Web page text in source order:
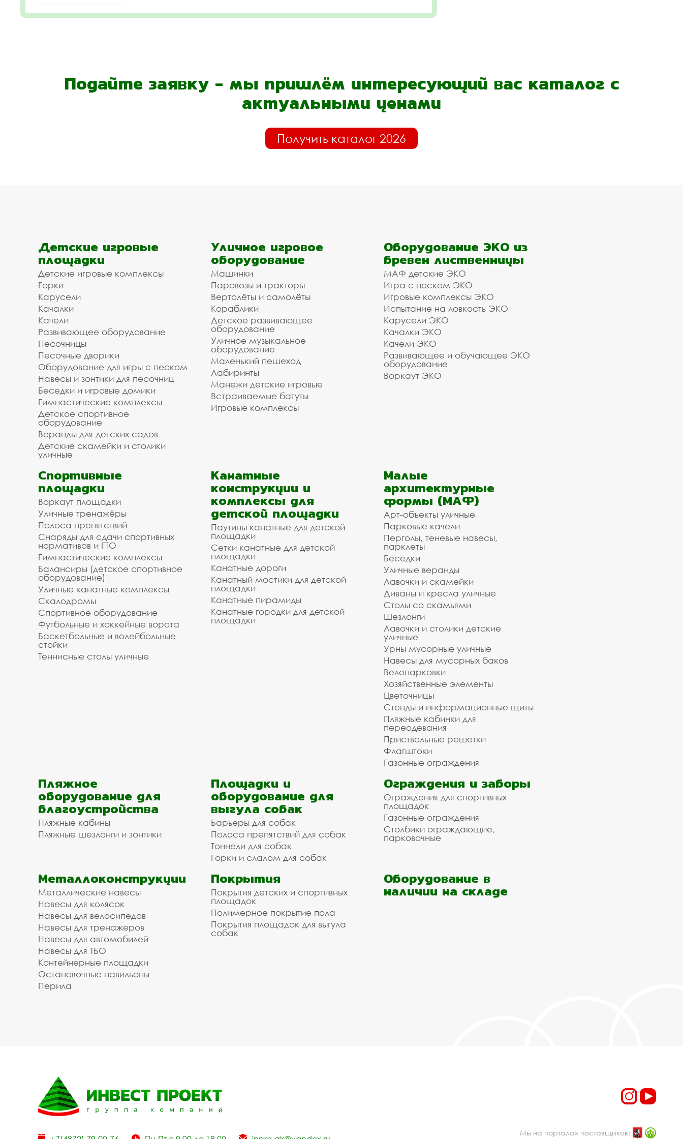
Подайте заявку - мы пришлём интересующий вас каталог с
актуальными ценами
Получить каталог 2026
Детские игровые
площадки
Детские игровые комплексы
Горки
Карусели
Качалки
Качели
Развивающее оборудование
Песочницы
Песочные дворики
Оборудование для игры с песком
Навесы и зонтики для песочниц
Беседки и игровые домики
Гимнастические комплексы
Детское спортивное
оборудование
Веранды для детских садов
Детские скамейки и столики
уличные
Уличное игровое
оборудование
Машинки
Паровозы и тракторы
Вертолёты и самолёты
Кораблики
Детское развивающее
оборудование
Уличное музыкальное
оборудование
Маленький пешеход
Лабиринты
Манежи детские игровые
Встраиваемые батуты
Игровые комплексы
Оборудование ЭКО из
бревен лиственницы
МАФ детские ЭКО
Игра с песком ЭКО
Игровые комплексы ЭКО
Испытание на ловкость ЭКО
Карусели ЭКО
Качалки ЭКО
Качели ЭКО
Развивающее и обучающее ЭКО
оборудование
Воркаут ЭКО
Спортивные
площадки
Воркаут площадки
Уличные тренажёры
Полоса препятствий
Снаряды для сдачи спортивных
нормативов и ГТО
Гимнастические комплексы
Балансиры (детское спортивное
оборудование)
Уличные канатные комплексы
Скалодромы
Спортивное оборудование
Футбольные и хоккейные ворота
Баскетбольные и волейбольные
стойки
Теннисные столы уличные
Канатные
конструкции и
комплексы для
детской площадки
Паутины канатные для детской
площадки
Сетки канатные для детской
площадки
Канатные дороги
Канатный мостики для детской
площадки
Канатные пирамиды
Канатные городки для детской
площадки
Малые
архитектурные
формы (МАФ)
Арт-объекты уличные
Парковые качели
Перголы, теневые навесы,
парклеты
Беседки
Уличные веранды
Лавочки и скамейки
Диваны и кресла уличные
Столы со скамьями
Шезлонги
Лавочки и столики детские
уличные
Урны мусорные уличные
Навесы для мусорных баков
Велопарковки
Хозяйственные элементы
Цветочницы
Стенды и информационные щиты
Пляжные кабинки для
переодевания
Приствольные решетки
Флагштоки
Газонные ограждения
Пляжное
оборудование для
благоустройства
Пляжные кабины
Пляжные шезлонги и зонтики
Площадки и
оборудование для
выгула собак
Барьеры для собак
Полоса препятствий для собак
Тоннели для собак
Горки и слалом для собак
Ограждения и заборы
Ограждения для спортивных
площадок
Газонные ограждения
Столбики ограждающие,
парковочные
Металлоконструкции
Металлические навесы
Навесы для колясок
Навесы для велосипедов
Навесы для тренажеров
Навесы для автомобилей
Навесы для ТБО
Контейнерные площадки
Остановочные павильоны
Перила
Покрытия
Покрытия детских и спортивных
площадок
Полимерное покрытие пола
Покрытия площадок для выгула
собак
Оборудование в
наличии на складе
Мы на порталах поставщиков: